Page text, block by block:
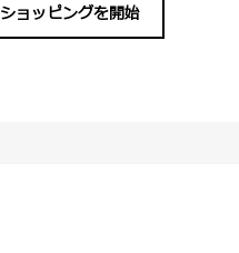
ショッピングを開始